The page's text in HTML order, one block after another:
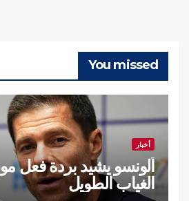
You missed
أخبار
ألونسو يشيد بردة فعل
الغياب الطويل